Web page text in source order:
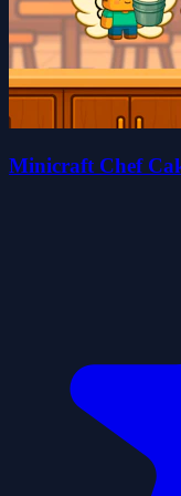
Minicraft Chef